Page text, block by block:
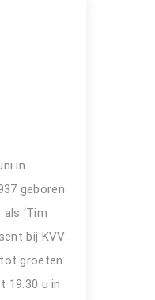
in
geboren
‘Tim
bij KVV
tot groeten
19.30 u in